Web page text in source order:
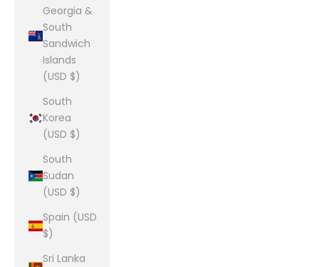
Georgia &
South
Sandwich
Islands
(USD $)
South
Korea
(USD $)
South
Sudan
(USD $)
Spain (USD
$)
Sri Lanka